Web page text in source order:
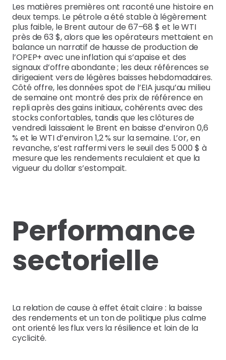
Les matières premières ont raconté une histoire en
deux temps. Le pétrole a été stable à légèrement
plus faible, le Brent autour de 67–68 $ et le WTI
près de 63 $, alors que les opérateurs mettaient en
balance un narratif de hausse de production de
l’OPEP+ avec une inflation qui s’apaise et des
signaux d’offre abondante ; les deux références se
dirigeaient vers de légères baisses hebdomadaires.
Côté offre, les données spot de l’EIA jusqu’au milieu
de semaine ont montré des prix de référence en
repli après des gains initiaux, cohérents avec des
stocks confortables, tandis que les clôtures de
vendredi laissaient le Brent en baisse d’environ 0,6
% et le WTI d’environ 1,2 % sur la semaine. L’or, en
revanche, s’est raffermi vers le seuil des 5 000 $ à
mesure que les rendements reculaient et que la
vigueur du dollar s’estompait.
Performance
sectorielle
La relation de cause à effet était claire : la baisse
des rendements et un ton de politique plus calme
ont orienté les flux vers la résilience et loin de la
cyclicité.